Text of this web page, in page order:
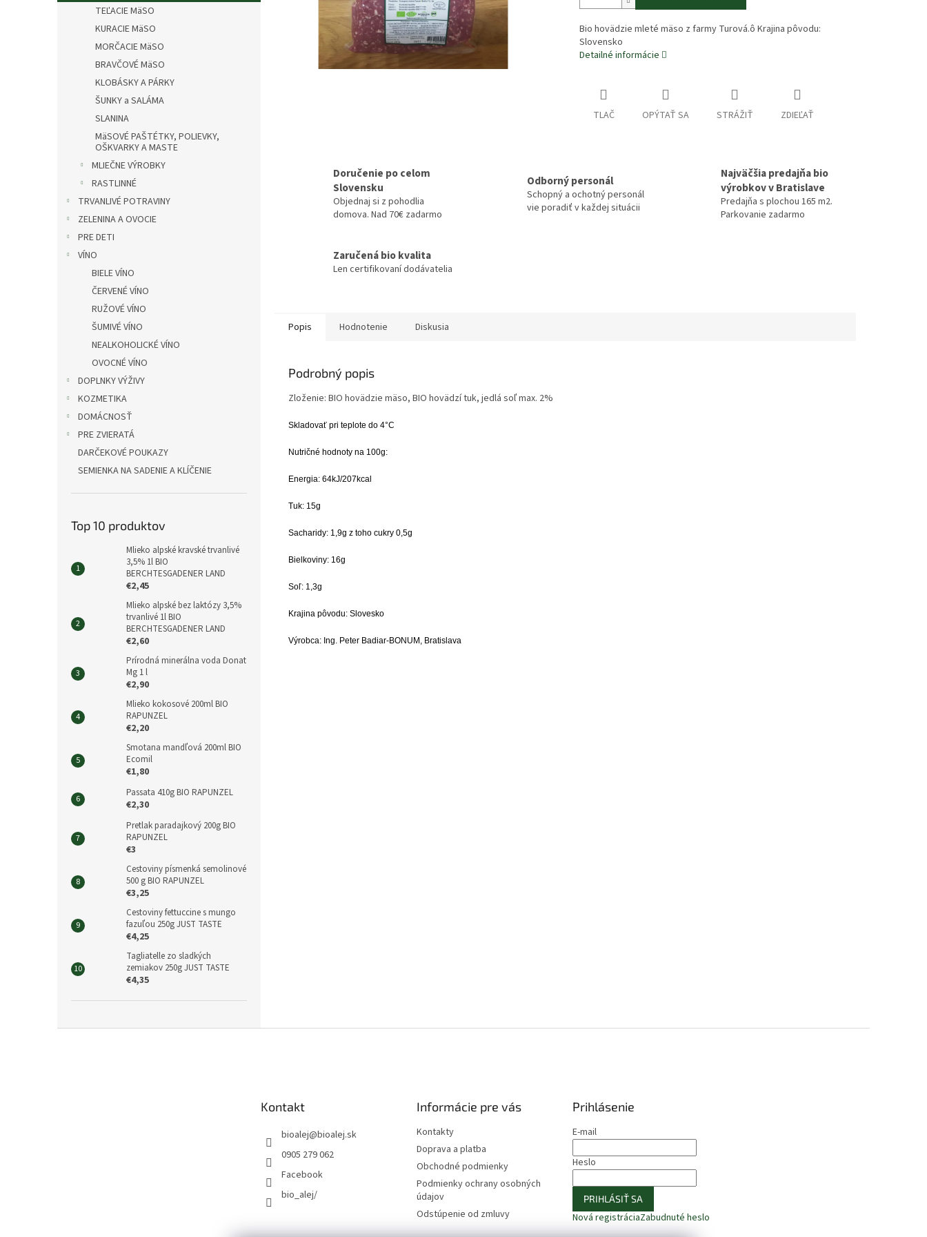
TEĽACIE MäSO
KURACIE MäSO
MORČACIE MäSO
BRAVČOVÉ MäSO
KLOBÁSKY A PÁRKY
ŠUNKY a SALÁMA
SLANINA
MäSOVÉ PAŠTÉTKY, POLIEVKY,
OŠKVARKY A MASTE
MLIEČNE VÝROBKY
RASTLINNÉ
TRVANLIVÉ POTRAVINY
ZELENINA A OVOCIE
PRE DETI
VÍNO
BIELE VÍNO
ČERVENÉ VÍNO
RUŽOVÉ VÍNO
ŠUMIVÉ VÍNO
NEALKOHOLICKÉ VÍNO
OVOCNÉ VÍNO
DOPLNKY VÝŽIVY
KOZMETIKA
DOMÁCNOSŤ
PRE ZVIERATÁ
DARČEKOVÉ POUKAZY
SEMIENKA NA SADENIE A KLÍČENIE
Top 10 produktov
Mlieko alpské kravské trvanlivé
3,5% 1l BIO
BERCHTESGADENER LAND
€2,45
Mlieko alpské bez laktózy 3,5%
trvanlivé 1l BIO
BERCHTESGADENER LAND
€2,60
Prírodná minerálna voda Donat
Mg 1 l
€2,90
Mlieko kokosové 200ml BIO
RAPUNZEL
€2,20
Smotana mandľová 200ml BIO
Ecomil
€1,80
Passata 410g BIO RAPUNZEL
€2,30
Pretlak paradajkový 200g BIO
RAPUNZEL
€3
Cestoviny písmenká semolinové
500 g BIO RAPUNZEL
€3,25
Cestoviny fettuccine s mungo
fazuľou 250g JUST TASTE
€4,25
Tagliatelle zo sladkých
zemiakov 250g JUST TASTE
€4,35
Bio hovädzie mleté mäso z farmy Turová.ô Krajina pôvodu:
Slovensko
Detailné informácie
TLAČ OPÝTAŤ SA STRÁŽIŤ ZDIEĽAŤ
Doručenie po celom
Slovensku
Objednaj si z pohodlia
domova. Nad 70€ zadarmo
Odborný personál
Schopný a ochotný personál
vie poradiť v každej situácii
Najväčšia predajňa bio
výrobkov v Bratislave
Predajňa s plochou 165 m2.
Parkovanie zadarmo
Zaručená bio kvalita
Len certifikovaní dodávatelia
Popis Hodnotenie Diskusia
Podrobný popis
Zloženie: BIO hovädzie mäso, BIO hovädzí tuk, jedlá soľ max. 2%
Skladovať pri teplote do 4°C
Nutričné hodnoty na 100g:
Energia: 64kJ/207kcal
Tuk: 15g
Sacharidy: 1,9g z toho cukry 0,5g
Bielkoviny: 16g
Soľ: 1,3g
Krajina pôvodu: Slovesko
Výrobca: Ing. Peter Badiar-BONUM, Bratislava
Kontakt
bioalej@bioalej.sk
0905 279 062
Facebook
bio_alej/
Informácie pre vás
Kontakty
Doprava a platba
Obchodné podmienky
Podmienky ochrany osobných
údajov
Odstúpenie od zmluvy
Prihlásenie
E-mail
Heslo
PRIHLÁSIŤ SA
Nová registráciaZabudnuté heslo